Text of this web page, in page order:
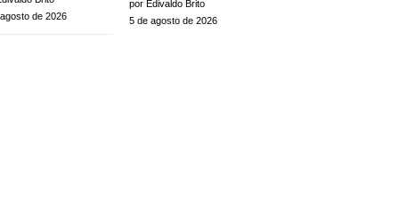
de 2026
por Edivaldo Brito
5 de agosto de 2026